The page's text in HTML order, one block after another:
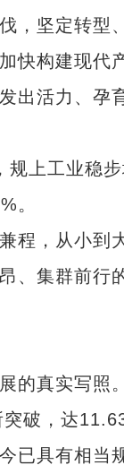
坚定转型
快构建现代
出活力、孕
工业稳步
。
，从小到
、集群前行
真实写照
破，达
已具有相当